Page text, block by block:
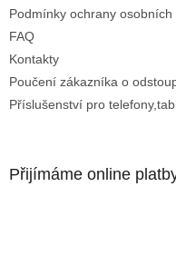
Podmínky ochrany osobních
FAQ
Kontakty
Poučení zákazníka o
Příslušenství pro
Přijímáme online